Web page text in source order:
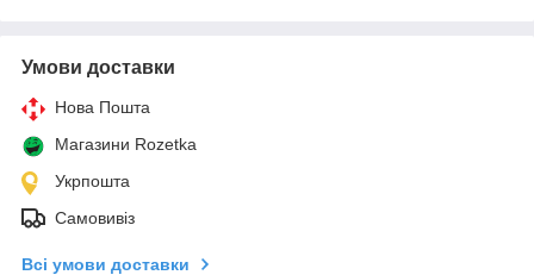
Умови доставки
Нова Пошта
Магазини Rozetka
Укрпошта
Самовивіз
Всі умови доставки